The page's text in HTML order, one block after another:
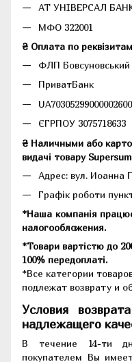
АТ УНІВЕРСАЛ
МФО 322001
₴ Оплата по
ФЛП
ПриватБанк
ЄГРПОУ 3075718633
₴ Наличными або
видачі товару
Адрес: вул. Иоанна
Графік роботи
*Наша компанія
налогообложения.
*Товари вартістю до
100% передоплаті.
*Все категории
подлежат возврату и
Условия
надлежащего
В течение 14-ти
покупателем Вы